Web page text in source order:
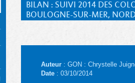
BILAN : SUIVI 2014 DES
BOULOGNE-SUR-MER,
Auteur : GON : Chrystelle
Date : 03/10/2014